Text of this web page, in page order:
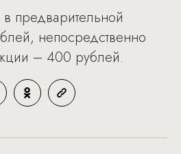
в предварительной
непосредственно
– 400 рублей.